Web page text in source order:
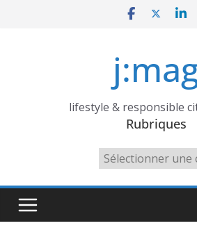
lifestyle & responsible
Rubriques
Rubriques